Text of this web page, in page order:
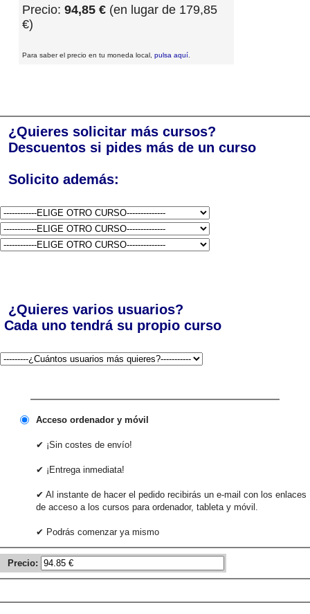
Precio: 94,85 € (en lugar de 179,85
€)
Para saber el precio en tu moneda local, pulsa aquí
¿Quieres solicitar más cursos?
Descuentos si pides más de un curso
Solicito además:
¿Quieres varios usuarios?
Cada uno tendrá su propio curso
Acceso ordenador y móvil
✔ ¡Sin costes de envío!
✔ ¡Entrega inmediata!
✔ Al instante de hacer el pedido recibirás un e-mail con los enlaces
de acceso a los cursos para ordenador, tableta y móvil.
✔ Podrás comenzar ya mismo
Precio: